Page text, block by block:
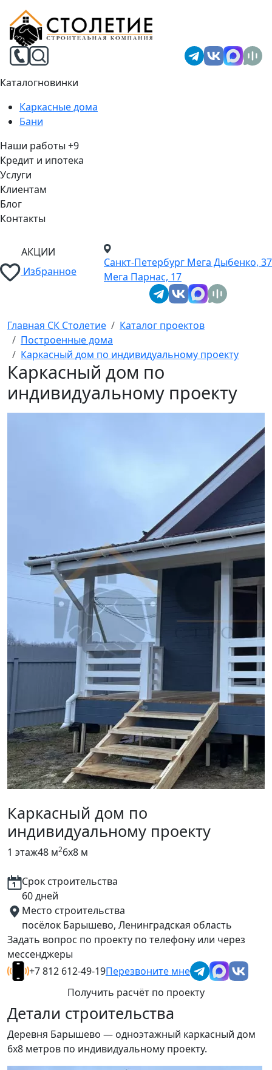
Каталогновинки
Каркасные дома
Бани
Наши работы +9
Кредит и ипотека
Услуги
Клиентам
Блог
Контакты
АКЦИИ
Избранное
Санкт-Петербург Мега Дыбенко, 37
Мега Парнас, 17
Главная СК Столетие
Каталог проектов
Построенные дома
Каркасный дом по индивидуальному проекту
Каркасный дом по
индивидуальному проекту
Каркасный дом по
индивидуальному проекту
1 этаж48 м26х8 м
Срок строительства
60 дней
Место строительства
посёлок Барышево, Ленинградская область
Задать вопрос по проекту по телефону или через
мессенджеры
+7 812 612-49-19Перезвоните мне
Получить расчёт по проекту
Детали строительства
Деревня Барышево — одноэтажный каркасный дом
6х8 метров по индивидуальному проекту.